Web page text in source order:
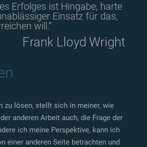
Erfolges ist Hingabe, harte
Einsatz für das,
will.“
Frank Lloyd Wright
zu lösen, stellt sich in meiner, wie
anderen Arbeit auch, die Frage der
ich meine Perspektive, kann ich
einer anderen Seite betrachten und